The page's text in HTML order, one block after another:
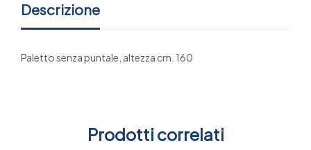
Descrizione
Paletto senza puntale, altezza cm. 160
Prodotti correlati